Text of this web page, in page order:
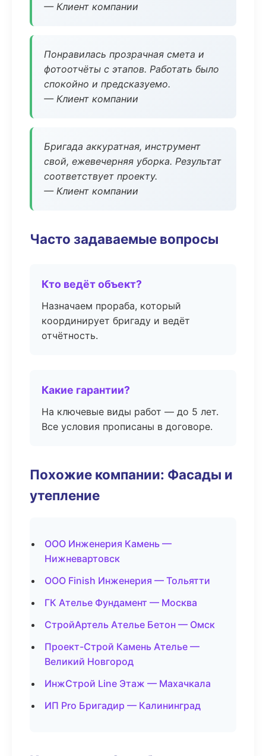
— Клиент компании
Понравилась прозрачная смета и
фотоотчёты с этапов. Работать было
спокойно и предсказуемо.
— Клиент компании
Бригада аккуратная, инструмент
свой, ежевечерняя уборка. Результат
соответствует проекту.
— Клиент компании
Часто задаваемые вопросы
Кто ведёт объект?
Назначаем прораба, который
координирует бригаду и ведёт
отчётность.
Какие гарантии?
На ключевые виды работ — до 5 лет.
Все условия прописаны в договоре.
Похожие компании: Фасады и
утепление
ООО Инженерия Камень —
Нижневартовск
ООО Finish Инженерия — Тольятти
ГК Ателье Фундамент — Москва
СтройАртель Ателье Бетон — Омск
Проект-Строй Камень Ателье —
Великий Новгород
ИнжСтрой Line Этаж — Махачкала
ИП Pro Бригадир — Калининград